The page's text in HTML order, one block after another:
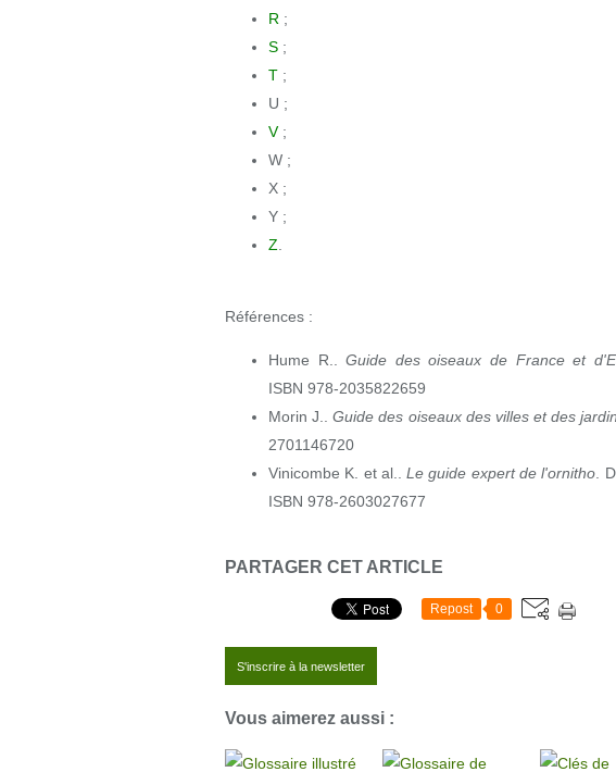
R ;
S ;
T ;
U ;
V;
W ;
X ;
Y ;
Z
Références :
Hume R..Guide des oiseaux de France et
ISBN 978-2035822659
Morin J..Guide des oiseaux des villes et des
2701146720
Vinicombe K. et al..Le guide expert de l'ornitho .
ISBN 978-2603027677
PARTAGER CET ARTICLE
Repost 0
S'inscrire à la newsletter
Vous aimerez aussi :